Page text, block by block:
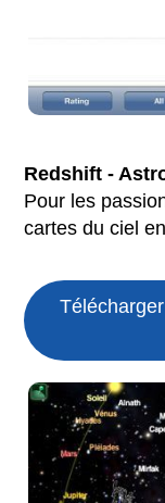
Redshift -
Pour les
cartes du ciel